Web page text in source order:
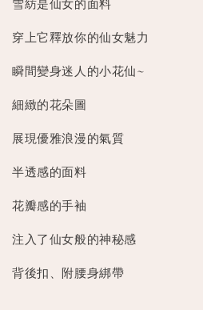
穿上它釋放你的仙女魅力
瞬間變身迷人的小花仙~
細緻的花朵圖
展現優雅浪漫的氣質
半透感的面料
花瓣感的手袖
注入了仙女般的神秘感
背後扣、附腰身綁帶